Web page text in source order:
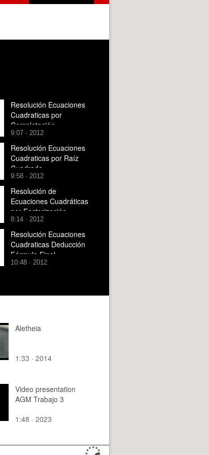
Resolución Ecuaciones
Cuadraticas por
Completación
9:07 · 2012
Resolución Ecuaciones
Cuadraticas por Raíz
Cuadrada
9:58 · 2012
Resolución de
Ecuaciones Cuadráticas
por Factorización
8:14 · 2012
Resolución Ecuaciones
Cuadraticas Deducción
Fórmula Final
10:48 · 2012
Aletheia
1:33 · 2014
Video presentation
AGM Trabajo 3
1:48 · 2023